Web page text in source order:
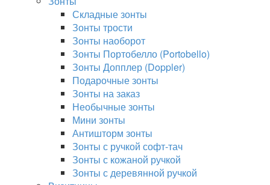
Складные зонты
Зонты трости
Зонты наоборот
Зонты Портобелло (Portobello)
Зонты Допплер (Doppler)
Подарочные зонты
Зонты на заказ
Необычные зонты
Мини зонты
Антишторм зонты
Зонты с ручкой софт-тач
Зонты с кожаной ручкой
Зонты с деревянной ручкой